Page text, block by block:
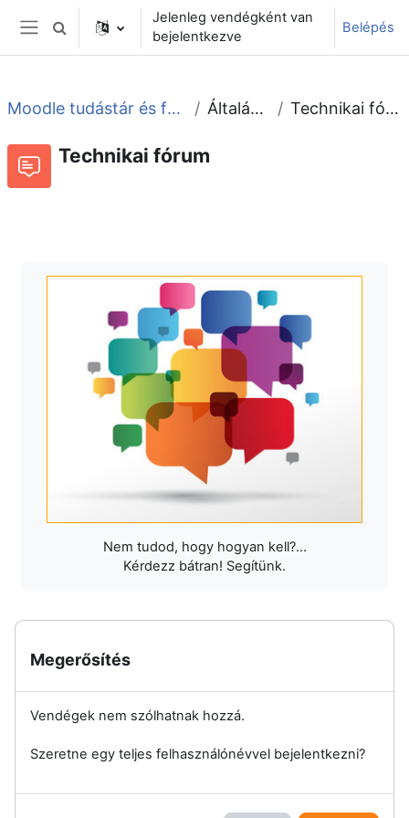
Tovább a fő tartalomhoz
Oldalpanel
Keresési bemeneti adatok váltása
Jelenleg vendégként van
bejelentkezve
Belépés
Moodle tudástár és fórum Általános Technikai fórum
Technikai fórum
Nem tudod, hogy hogyan kell?...
Kérdezz bátran! Segítünk.
Megerősítés
Vendégek nem szólhatnak hozzá.
Szeretne egy teljes felhasználónévvel bejelentkezni?